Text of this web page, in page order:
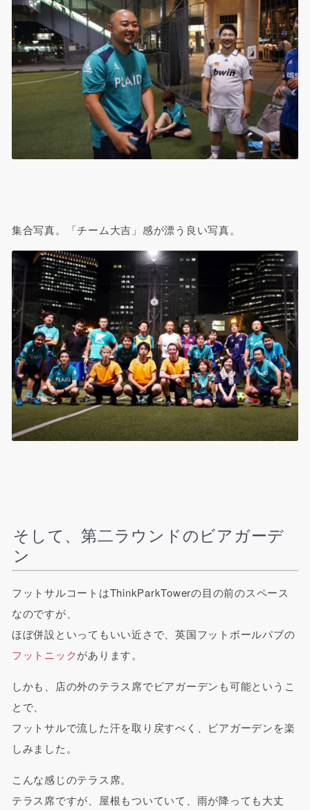
集合写真。「チーム大吉」感が漂う良い写真。
そして、第二ラウンドのビアガーデ
ン
フットサルコートはThinkParkTowerの目の前のスペース
なのですが、
ほぼ併設といってもいい近さで、英国フットボールパブの
フットニックがあります。
しかも、店の外のテラス席でビアガーデンも可能というこ
とで、
フットサルで流した汗を取り戻すべく、ビアガーデンを楽
しみました。
こんな感じのテラス席。
テラス席ですが、屋根もついていて、雨が降っても大丈